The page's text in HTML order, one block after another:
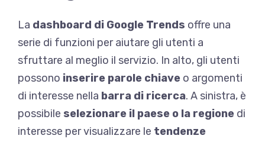
La dashboard di Google Trends offre una
serie di funzioni per aiutare gli utenti a
sfruttare al meglio il servizio. In alto, gli utenti
possono inserire parole chiave o argomenti
di interesse nella barra di ricerca. A sinistra, è
possibile selezionare il paese o la regione di
interesse per visualizzare le tendenze